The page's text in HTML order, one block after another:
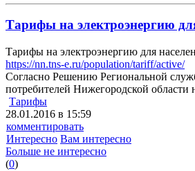
Тарифы на электроэнергию
Тарифы на электроэнергию для
https://nn.tns-e.ru/population/tariff/active/
Согласно Решению Региональной
потребителей Нижегородской области
Тарифы
28.01.2016 в 15:59
комментировать
Интересно Вам интересно
Больше не интересно
(0)